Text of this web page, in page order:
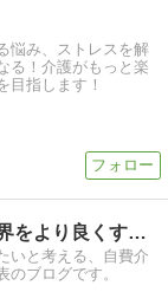
悩み、ストレスを解
る！介護がもっと楽
目指します！
YKBの介護改革 〜介護業界をより良くするために〜
いと考える、自費介
ブログです。